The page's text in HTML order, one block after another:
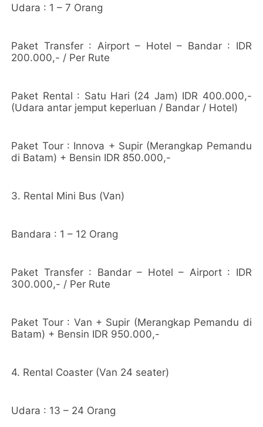
Udara : 1 – 7 Orang
Paket Transfer : Airport – Hotel – Bandar : IDR
200.000,- / Per Rute
Paket Rental : Satu Hari (24 Jam) IDR 400.000,-
(Udara antar jemput keperluan / Bandar / Hotel)
Paket Tour : Innova + Supir (Merangkap Pemandu
di Batam) + Bensin IDR 850.000,-
3. Rental Mini Bus (Van)
Bandara : 1 – 12 Orang
Paket Transfer : Bandar – Hotel – Airport : IDR
300.000,- / Per Rute
Paket Tour : Van + Supir (Merangkap Pemandu di
Batam) + Bensin IDR 950.000,-
4. Rental Coaster (Van 24 seater)
Udara : 13 – 24 Orang